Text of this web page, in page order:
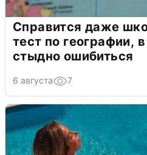
Справится даже
тест по географии,
стыдно ошибиться
6 августа 7